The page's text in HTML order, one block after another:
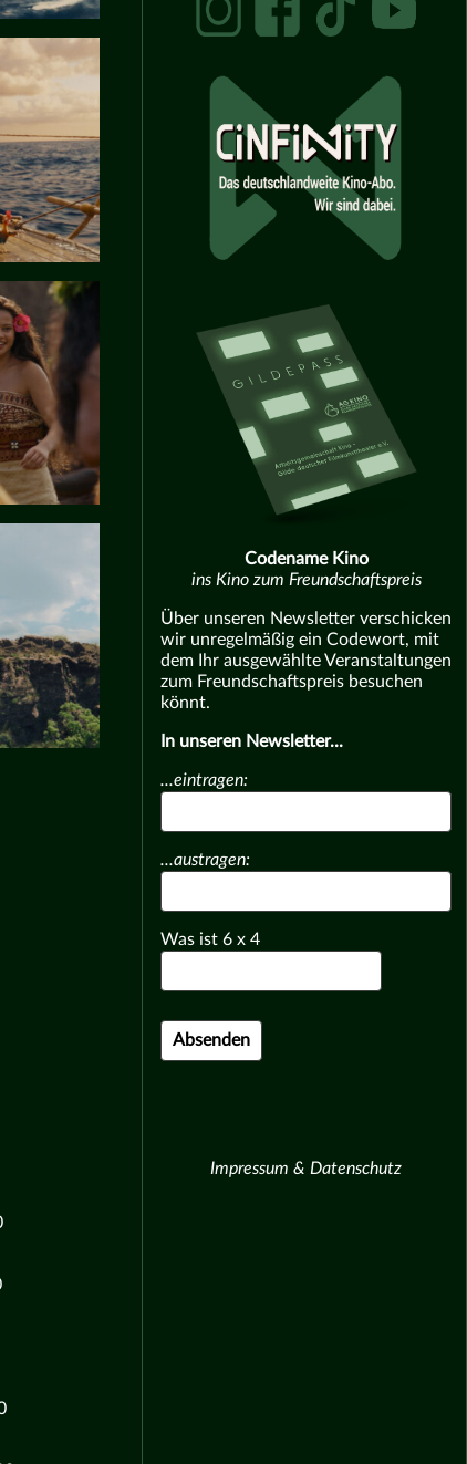
Codename Kino
ins Kino zum Freundschaftspreis
Über unseren Newsletter verschicken
wir unregelmäßig ein Codewort, mit
dem Ihr ausgewählte Veranstaltungen
zum Freundschaftspreis besuchen
könnt.
In unseren Newsletter...
...eintragen:
...austragen:
Was ist6 x 4
Impressum & Datenschutz